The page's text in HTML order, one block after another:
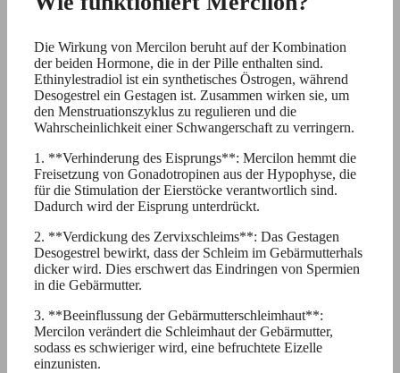
Die Wirkung von Mercilon beruht auf der Kombination
der beiden Hormone, die in der Pille enthalten sind.
Ethinylestradiol ist ein synthetisches Östrogen, während
Desogestrel ein Gestagen ist. Zusammen wirken sie, um
den Menstruationszyklus zu regulieren und die
Wahrscheinlichkeit einer Schwangerschaft zu verringern.
1. **Verhinderung des Eisprungs**: Mercilon hemmt die
Freisetzung von Gonadotropinen aus der Hypophyse, die
für die Stimulation der Eierstöcke verantwortlich sind.
Dadurch wird der Eisprung unterdrückt.
2. **Verdickung des Zervixschleims**: Das Gestagen
Desogestrel bewirkt, dass der Schleim im Gebärmutterhals
dicker wird. Dies erschwert das Eindringen von Spermien
in die Gebärmutter.
3. **Beeinflussung der Gebärmutterschleimhaut**:
Mercilon verändert die Schleimhaut der Gebärmutter,
sodass es schwieriger wird, eine befruchtete Eizelle
einzunisten.